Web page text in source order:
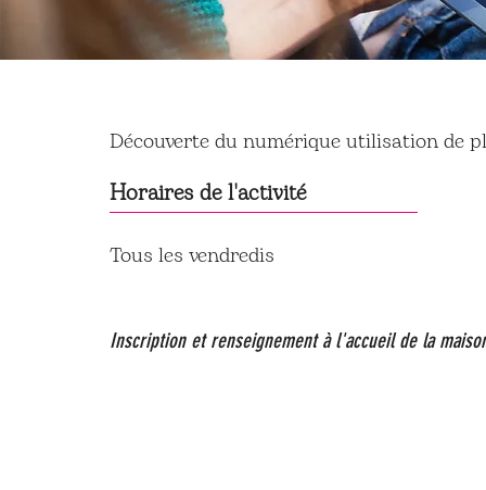
Découverte du numérique utilisation de
Tous les vendredis
Inscription et renseignement à l'accueil de la
Horaires de l'activité